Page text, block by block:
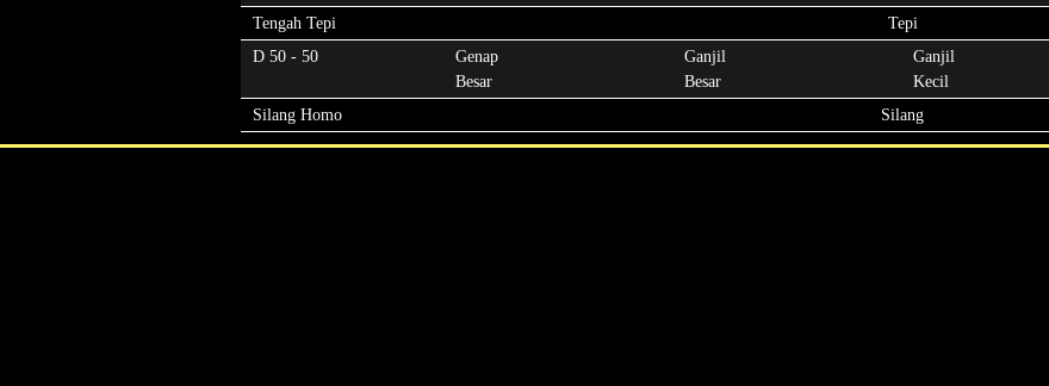
Tengah Tepi
Tepi
D 50 - 50
Genap
Besar
Ganjil
Besar
Ganjil
Kecil
Silang Homo
Silang